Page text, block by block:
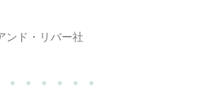
ンド・リバー社